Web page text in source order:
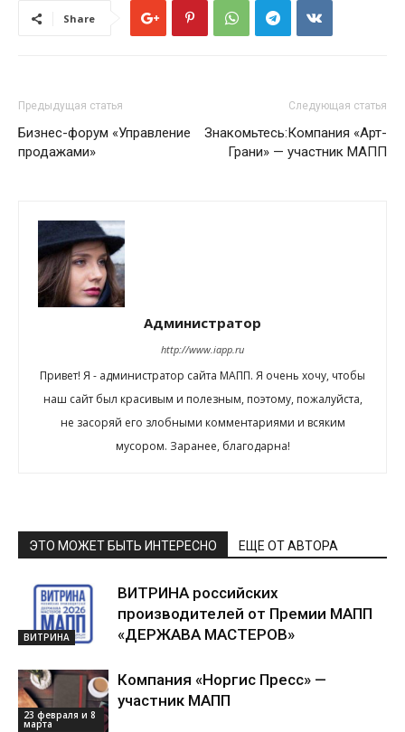
Share
Предыдущая статья
Бизнес-форум «Управление
продажами»
Следующая статья
Знакомьтесь:Компания «Арт-
Грани» — участник МАПП
Администратор
http://www.iapp.ru
Привет! Я - администратор сайта МАПП. Я очень хочу, чтобы
наш сайт был красивым и полезным, поэтому, пожалуйста,
не засоряй его злобными комментариями и всяким
мусором. Заранее, благодарна!
ЭТО МОЖЕТ БЫТЬ ИНТЕРЕСНО ЕЩЕ ОТ АВТОРА
ВИТРИНА
ВИТРИНА российских
производителей от Премии МАПП
«ДЕРЖАВА МАСТЕРОВ»
23 февраля и 8
марта
Компания «Норгис Пресс» —
участник МАПП